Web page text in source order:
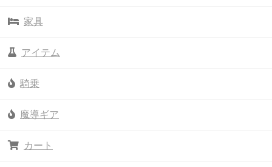
家具
アイテム
騎乗
魔導ギア
カート